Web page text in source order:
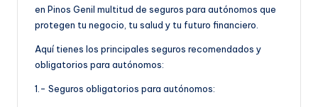
en Pinos Genil multitud de seguros para autónomos que
protegen tu negocio, tu salud y tu futuro financiero.
Aquí tienes los principales seguros recomendados y
obligatorios para autónomos:
1.- Seguros obligatorios para autónomos: